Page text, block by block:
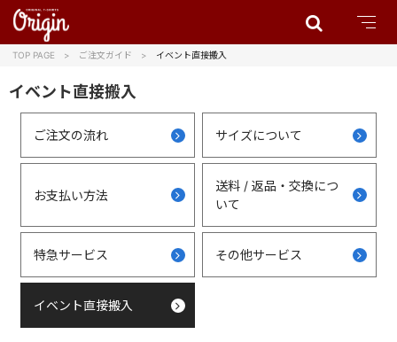
TOP PAGE ご注文ガイド イベント直接搬入
イベント直接搬入
ご注文の流れ サイズについて
お支払い方法
送料 / 返品・交換につ
いて
特急サービス その他サービス
イベント直接搬入